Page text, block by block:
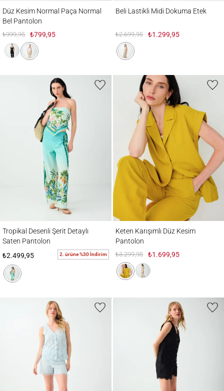
Düz Kesim Normal Paça Normal
Bel Pantolon
₺999,95 ₺799,95
Beli Lastikli Midi Dokuma Etek
₺2.699,95 ₺1.299,95
Tropikal Desenli Şerit Detaylı
Saten Pantolon
₺2.499,95
2. ürüne %30 İndirim
Keten Karışımlı Düz Kesim
Pantolon
₺3.299,95 ₺1.699,95